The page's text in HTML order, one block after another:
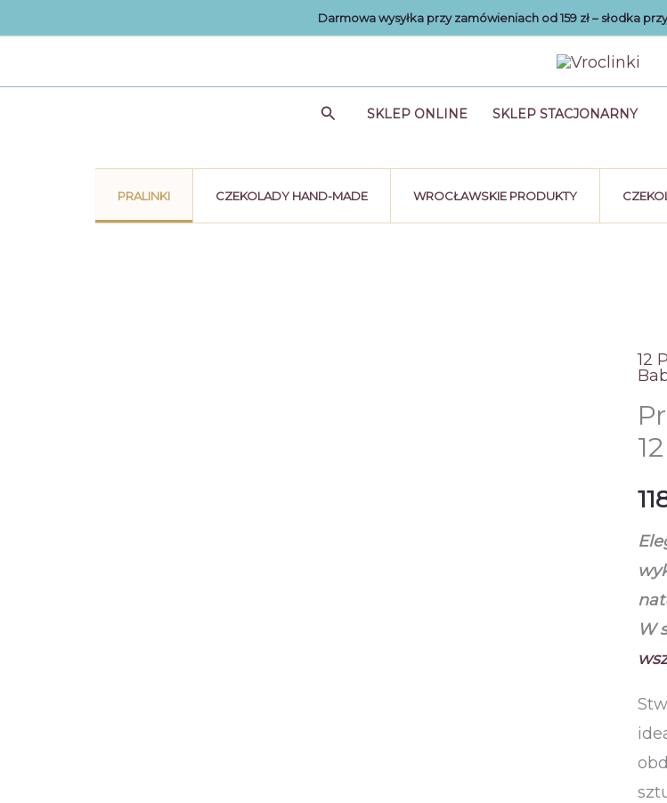
Darmowa wysyłka przy zamówieniach od 159 zł – słodka
SzukajSKLEP ONLINE SKLEP STACJONARNY
PRALINKI CZEKOLADY HAND-MADE WROCŁAWSKIE PRODUKTY
12
12
W